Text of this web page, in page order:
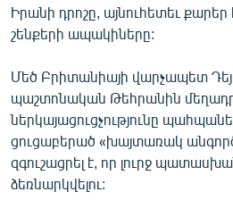
ԿՈՐՈՆԱՎԻՐՈՒՍ
ՏԵՍԱՆՅՈՒԹԵՐ
ԲԱՆԱՎԵՃ
ՁԳՏԵԼՈՎ ԼԱՎԱԳՈՒՅՆԻՆ
ՓՈԴՔԱՍԹ
Իրանի դրոշը, այնուհետեւ քարեր
շենքերի ապակիները:
Մեծ Բրիտանիայի վարչապետ
պաշտոնական Թեհրանին
ներկայացուցչությունը
ցուցաբերած «խայտառակ
զգուշացրել է, որ լուրջ
ձեռնարկվելու: